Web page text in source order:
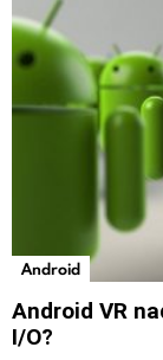
Android
Android VR
I/O?